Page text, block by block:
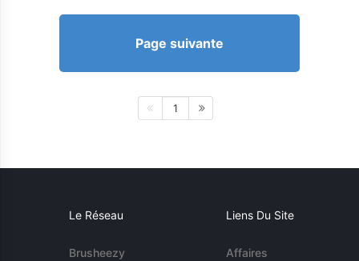
Page suivante
1
Le Réseau
Brusheezy
Liens Du Site
Affaires